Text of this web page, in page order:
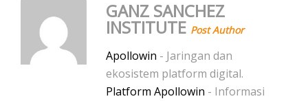
GANZ SANCHEZ
INSTITUTE Post Author
Apollowin - Jaringan dan
ekosistem platform digital.
Platform Apollowin - Informasi